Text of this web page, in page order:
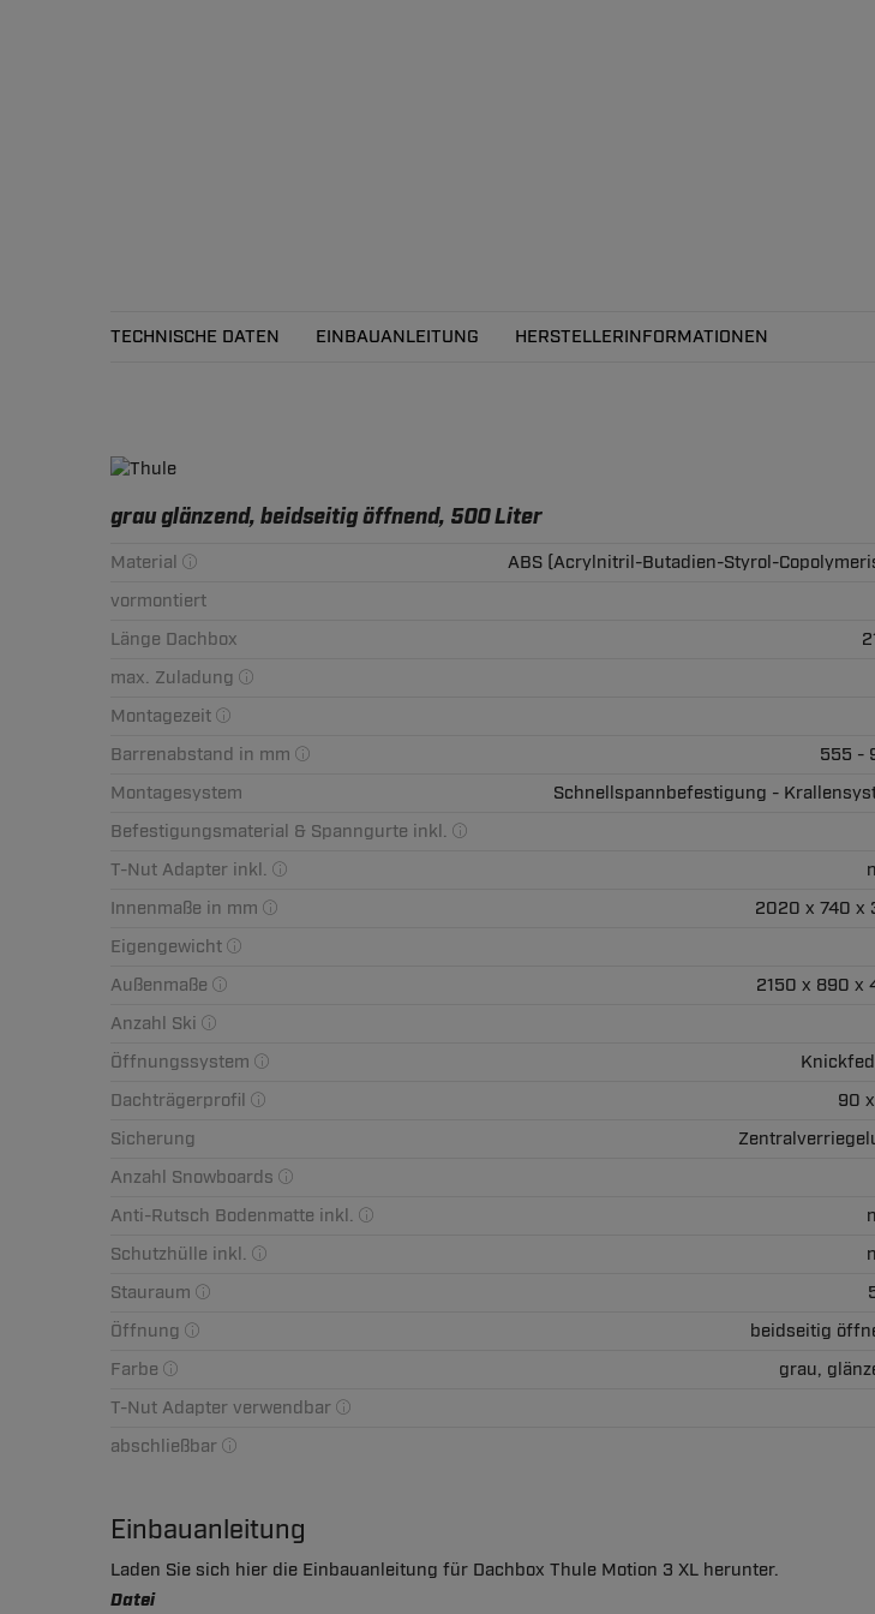
TECHNISCHE DATEN EINBAUANLEITUNG HERSTELLERINFORMATIONEN
grau glänzend, beidseitig öffnend, 500 Liter
Material
ABS (Acrylnitril-Butadien-Styrol-
vormontiert
Länge Dachbox
max. Zuladung
Montagezeit
Barrenabstand in mm
555 -
Montagesystem
Schnellspannbefestigung -
Befestigungsmaterial & Spanngurte inkl.
T-Nut Adapter inkl.
Innenmaße in mm
2020 x 740 x
Eigengewicht
Außenmaße
2150 x 890 x
Anzahl Ski
Öffnungssystem
Dachträgerprofil
90
Sicherung
Anzahl Snowboards
Anti-Rutsch Bodenmatte inkl.
Schutzhülle inkl.
Stauraum
Öffnung
beidseitig
Farbe
grau,
T-Nut Adapter verwendbar
abschließbar
Einbauanleitung
Laden Sie sich hier die Einbauanleitung für Dachbox Thule Motion 3 XL herunter.
Datei